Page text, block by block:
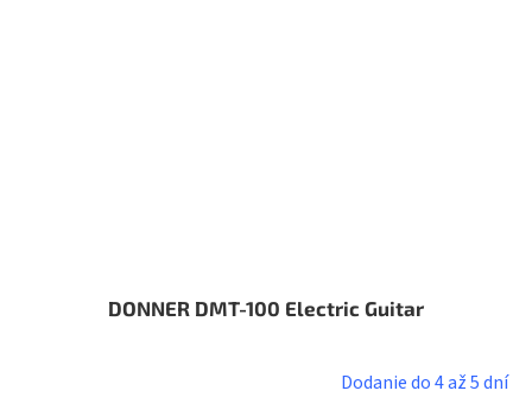
DONNER DMT-100 Electric Guitar
Dodanie do 4 až 5 dní